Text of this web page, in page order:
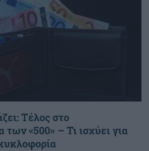
Τέλος στο
των «500» – Τι ισχύει για